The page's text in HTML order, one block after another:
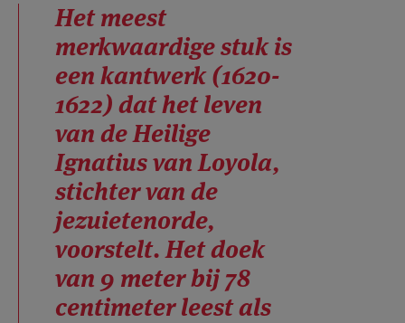
Het meest
merkwaardige stuk is
een kantwerk (1620-
1622) dat het leven
van de Heilige
Ignatius van Loyola,
stichter van de
jezuietenorde,
voorstelt. Het doek
van 9 meter bij 78
centimeter leest als